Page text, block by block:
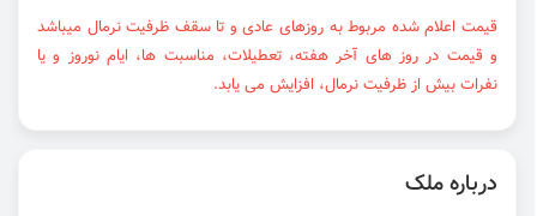
قیمت اعلام شده مربوط به روزهای عادی و تا سقف ظرفیت نرمال میباشد
و قیمت در روز های آخر هفته، تعطیلات، مناسبت ها، ایام نوروز و یا
نفرات بیش از ظرفیت نرمال، افزایش می یابد.
درباره ملک